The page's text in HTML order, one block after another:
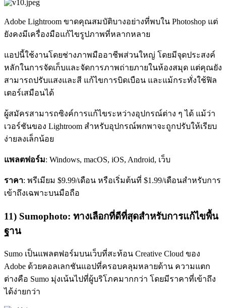
Adobe Lightroom ขาดคุณสมบัติบางอย่างที่พบใน Photoshop แต่
ยังคงมีเครื่องมือแก้ไขรูปภาพที่หลากหลาย
แอปนี้ใช้งานโดยช่างภาพมืออาชีพส่วนใหญ่ โดยมีจุดประสงค์
หลักในการจัดเก็บและจัดการภาพถ่ายภายในห้องสมุด แต่คุณยัง
สามารถปรับแสงและสี แก้ไขการบิดเบือน และแม้กระทั่งใช้ฟิล
เตอร์เสมือนได้
ผู้สมัครสามารถซิงค์การแก้ไขระหว่างอุปกรณ์ต่าง ๆ ได้ แม้ว่า
เวอร์ชันของ Lightroom สำหรับอุปกรณ์พกพาจะถูกปรับให้เรียบ
ง่ายลงเล็กน้อย
แพลตฟอร์ม: Windows, macOS, iOS, Android, เว็บ
ราคา: พรีเมียม $9.99/เดือน หรือเริ่มต้นที่ $1.99/เดือนสำหรับการ
เข้าถึงเฉพาะบนมือถือ
11) Sumophoto: ทางเลือกที่ดีที่สุดสำหรับการแก้ไขพื้น
ฐาน
Sumo เป็นแพลตฟอร์มบนเว็บที่สะท้อน Creative Cloud ของ
Adobe ด้วยคอลเลกชันแอปที่ครอบคลุมหลายด้าน ความแตก
ต่างคือ Sumo มุ่งเน้นไปที่ผู้บริโภคมากกว่า โดยมีราคาที่เข้าถึง
ได้ง่ายกว่า